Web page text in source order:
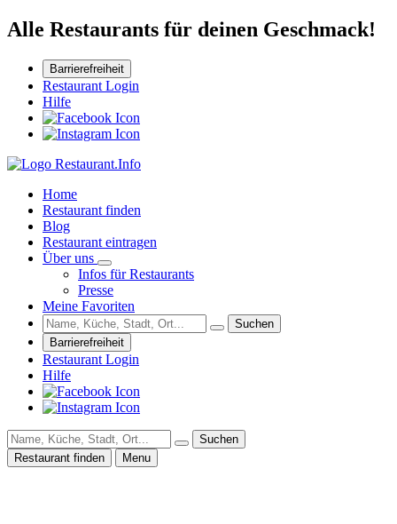
Alle Restaurants für deinen Geschmack!
Barrierefreiheit
Restaurant Login
Hilfe
Home
Restaurant finden
Blog
Restaurant eintragen
Über uns
Infos für Restaurants
Presse
Meine Favoriten
Suchen
Barrierefreiheit
Restaurant Login
Hilfe
Suchen
Restaurant finden
Menu